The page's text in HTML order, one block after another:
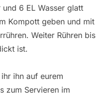
und 6 EL Wasser glatt
Kompott geben und mit
Weiter Rühren bis
ist.
ihn auf eurem
zum Servieren im